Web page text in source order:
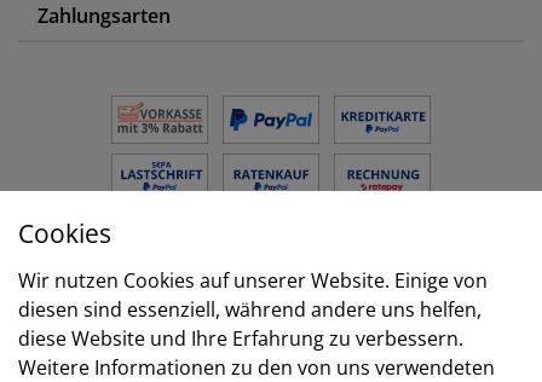
Zahlungsarten
Versand
Cookies
Wir nutzen Cookies auf unserer Website. Einige von
diesen sind essenziell, während andere uns helfen,
diese Website und Ihre Erfahrung zu verbessern.
Weitere Informationen zu den von uns verwendeten